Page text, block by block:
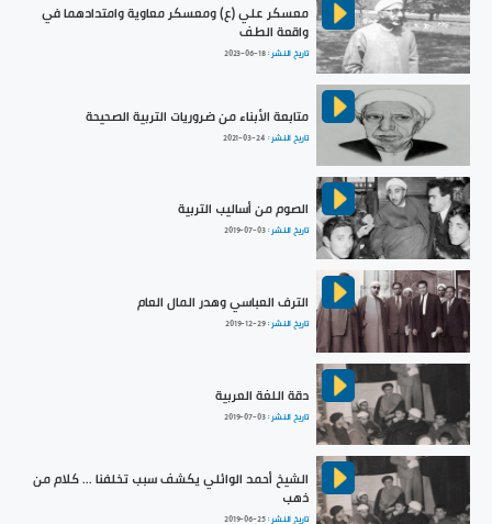
معسكر علي (ع) ومعسكر معاوية وامتدادهما في
واقعة الطف
تاريخ النشر :2023-06-18
متابعة الأبناء من ضروريات التربية الصحيحة
تاريخ النشر : 2021-03-24
الصوم من أساليب التربية
تاريخ النشر :2019-07-03
الترف العباسي وهدر المال العام
تاريخ النشر :2019-12-29
دقة اللغة العربية
تاريخ النشر :2019-07-03
الشيخ أحمد الوائلي يكشف سبب تخلفنا ... كلام من
ذهب
تاريخ النشر :2019-06-25